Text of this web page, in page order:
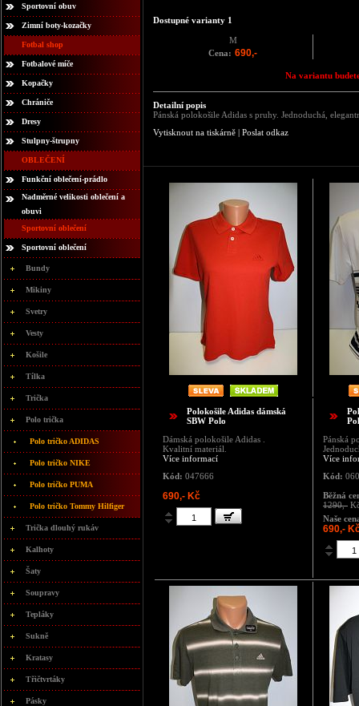
Sportovní obuv
Zimní boty-kozačky
Fotbal shop
Fotbalové míče
Kopačky
Chrániče
Dresy
Stulpny-štrupny
OBLEČENÍ
Funkční oblečení-prádlo
Nadměrné velikosti oblečení a
obuvi
Sportovní oblečení
Sportovní oblečení
Bundy
Mikiny
Svetry
Vesty
Košile
Tílka
Trička
Polo trička
Polo tričko ADIDAS
Polo tričko NIKE
Polo tričko PUMA
Polo tričko Tommy Hilfiger
Trička dlouhý rukáv
Kalhoty
Šaty
Soupravy
Tepláky
Sukně
Kratasy
Třičtvrtáky
Pásky
Dostupné varianty 1
M
Cena: 690,-
Na variantu
Detailní popis
Pánská polokošile Adidas s pruhy. Jednoduchá,
Vytisknout na tiskárně | Poslat odkaz
Polokošile Adidas dámská
SBW Polo
Dámská polokošile Adidas .
Kvalitní materiál.
Více informací
Kód: 047666
690,- Kč
Pánská
Více
Kód:
Běžná
1290,-
Naše
690,-